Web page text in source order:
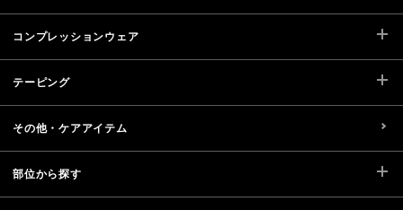
コンプレッションウェア
テーピング
その他・ケアアイテム
部位から探す